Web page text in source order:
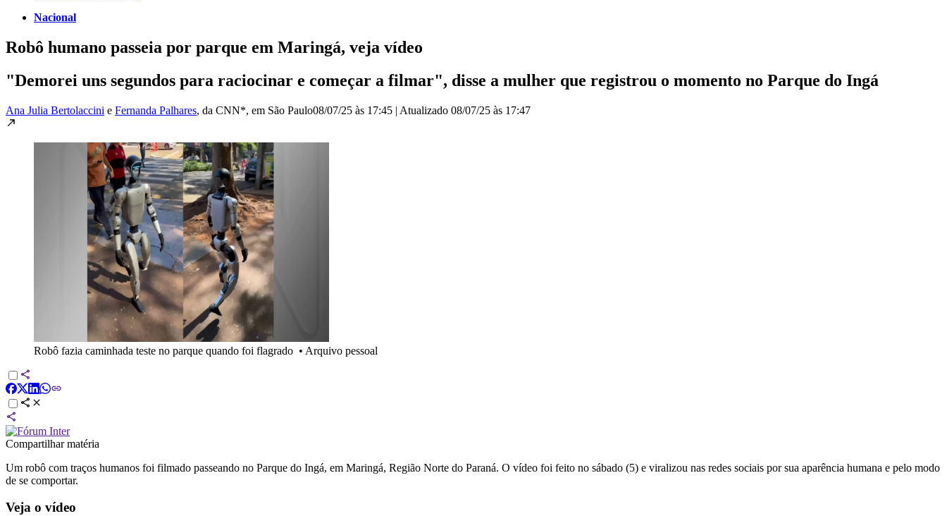
Nacional
Robô humano passeia por parque em Maringá, veja vídeo
"Demorei uns segundos para raciocinar e começar a filmar", disse a mulher que registrou o momento no Parque do Ingá
Ana Julia Bertolaccini e Fernanda Palhares, da CNN*, em São Paulo08/07/25 às 17:45 | Atualizado 08/07/25 às 17:47
Robô fazia caminhada teste no parque quando foi flagrado • Arquivo pessoal
Compartilhar matéria
Um robô com traços humanos foi filmado passeando no Parque do Ingá, em Maringá, Região Norte do Paraná. O vídeo foi feito no sábado (5) e viralizou nas redes sociais por sua aparência humana e pelo modo
de se comportar.
Veja o vídeo